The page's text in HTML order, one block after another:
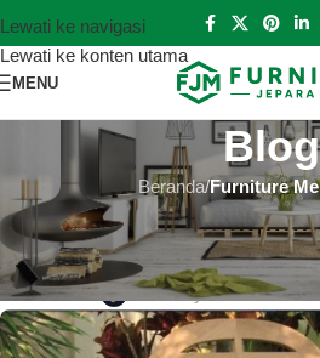
Lewati ke navigasi
Lewati ke konten utama
MENU
Blog
Beranda/Furniture
FURNITURE MEBEL
Jual Kursi Jati
Hutankayu Furniture